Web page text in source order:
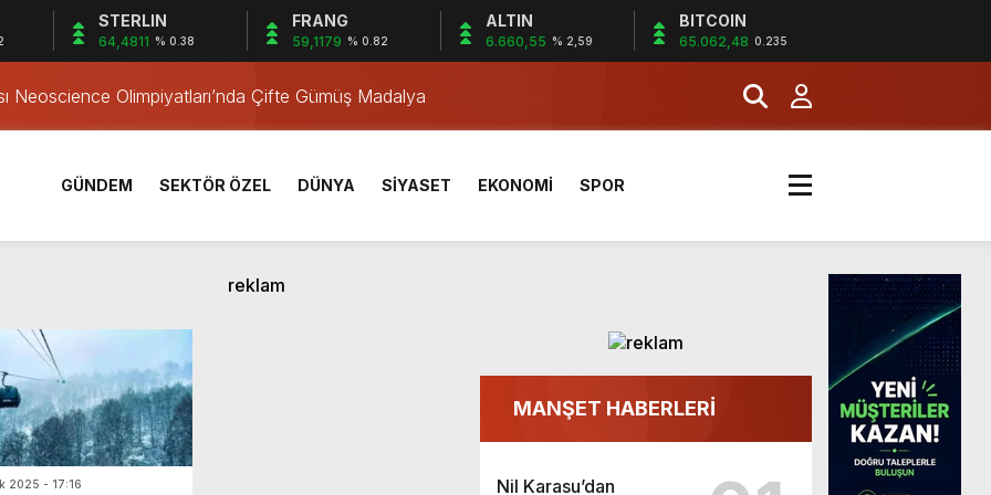
STERLIN
64,4811 % 0.38
FRANG
59,1179 % 0.82
ALTIN
6.660,55 % 2,59
BITCOIN
65.062,48 0.235
Geçti
Neoscience Olimpiyatları’nda Çifte Gümüş Madalya
Öğrencilerinden ABD’de Tarihi Başarı: 6 Öğrenci 14 Madalya Kazandı
vurulmuş! Acılı anne: Evime patates almak haram
Tehlikesini Önledi
Alevler birden yükseldi
6 bin 600 kilogram pil geri dönüşüme kazandırıldı
Geçti
Neoscience Olimpiyatları’nda Çifte Gümüş Madalya
GÜNDEM SEKTÖR ÖZEL DÜNYA SİYASET EKONOMİ SPOR
2025 - 17:16
MANŞET HABERLERİ
Nil Karasu’dan